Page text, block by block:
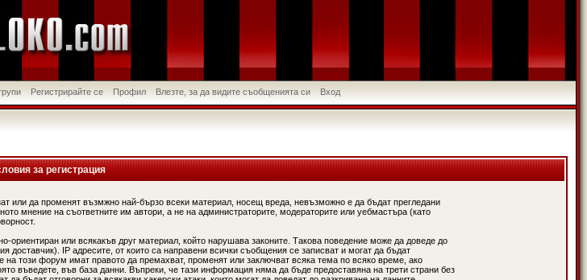
Регистрирайте се Профил Влезте, за да видите съобщенията си Вход
за регистрация
или да променят възмжно най-бързо всеки материал, носещ вреда, невъзможно е да бъдат прегледани
мнение на съответните им автори, а не на администраторите, модераторите или уебмастъра (като
или всякакъв друг материал, който нарушава законите. Такова поведение може да доведе до
IP адресите, от които са направени всички съобщения се записват и могат да бъдат
този форум имат правото да премахват, променят или заключват всяка тема по всяко време, ако
въведете, във база данни. Въпреки, че тази информация няма да бъде предоставяна на трети страни без